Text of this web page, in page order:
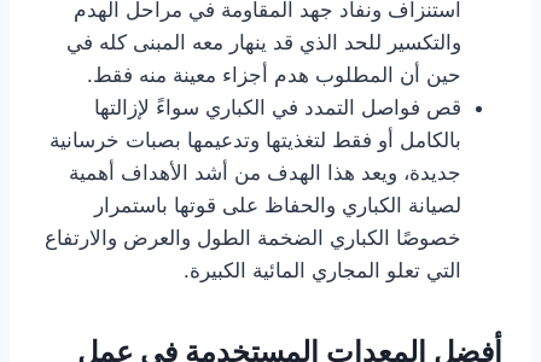
استنزاف ونفاد جهد المقاومة في مراحل الهدم
والتكسير للحد الذي قد ينهار معه المبنى كله في
حين أن المطلوب هدم أجزاء معينة منه فقط.
قص فواصل التمدد في الكباري سواءً لإزالتها
بالكامل أو فقط لتغذيتها وتدعيمها بصبات خرسانية
جديدة، ويعد هذا الهدف من أشد الأهداف أهمية
لصيانة الكباري والحفاظ على قوتها باستمرار
خصوصًا الكباري الضخمة الطول والعرض والارتفاع
التي تعلو المجاري المائية الكبيرة.
أفضل المعدات المستخدمة في عمل